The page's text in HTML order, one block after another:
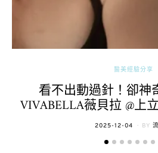
醫美經驗分享
看不出動過針！卻神
VIVABELLA薇貝拉 @上
POSTED
2025-12-04 BY